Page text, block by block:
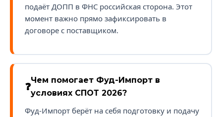
подаёт ДОПП в ФНС российская сторона. Этот
момент важно прямо зафиксировать в
договоре с поставщиком.
Чем помогает Фуд-Импорт в
условиях СПОТ 2026?
Фуд-Импорт берёт на себя подготовку и подачу